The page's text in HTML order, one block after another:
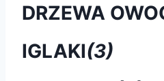
DRZEWA
IGLAKI(3)